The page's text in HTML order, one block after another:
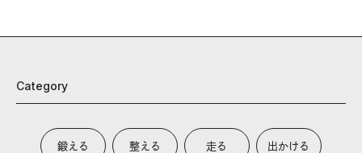
Category
鍛える 整える 走る 出かける